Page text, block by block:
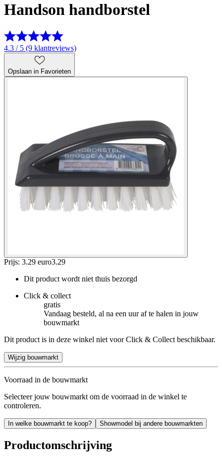
Handson handborstel
4.3 / 5 (9 klantreviews)
Opslaan in Favorieten
Prijs: 3.29 euro3.29
Dit product wordt niet thuis bezorgd
Click & collect
gratis
Vandaag besteld, al na een uur af te halen in jouw
bouwmarkt
Dit product is in deze winkel niet voor Click & Collect beschikbaar.
Wijzig bouwmarkt
Voorraad in de bouwmarkt
Selecteer jouw bouwmarkt om de voorraad in de winkel te
controleren.
In welke bouwmarkt te koop? Showmodel bij andere bouwmarkten
Productomschrijving